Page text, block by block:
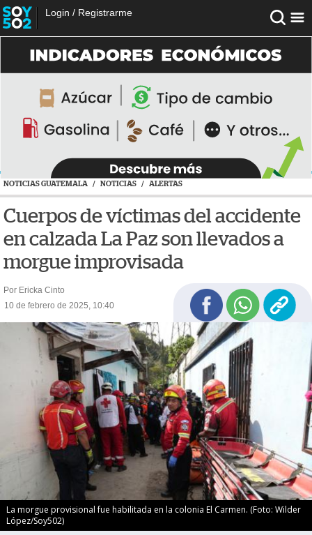
Login / Registrarme
NOTICIAS GUATEMALA / NOTICIAS / ALERTAS
Cuerpos de víctimas del accidente
en calzada La Paz son llevados a
morgue improvisada
Por Ericka Cinto
10 de febrero de 2025, 10:40
La morgue provisional fue habilitada en la colonia El Carmen. (Foto: Wilder
López/Soy502)